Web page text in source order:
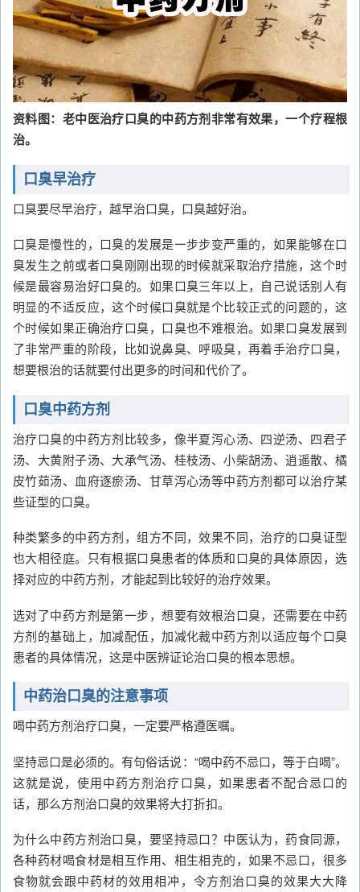
资料图：老中医治疗口臭的中药方剂非常有效果，一个疗程根
治。
口臭早治疗
口臭要尽早治疗，越早治口臭，口臭越好治。
口臭是慢性的，口臭的发展是一步步变严重的，如果能够在口
臭发生之前或者口臭刚刚出现的时候就采取治疗措施，这个时
候是最容易治好口臭的。如果口臭三年以上，自己说话别人有
明显的不适反应，这个时候口臭就是个比较正式的问题的，这
个时候如果正确治疗口臭，口臭也不难根治。如果口臭发展到
了非常严重的阶段，比如说鼻臭、呼吸臭，再着手治疗口臭，
想要根治的话就要付出更多的时间和代价了。
口臭中药方剂
治疗口臭的中药方剂比较多，像半夏泻心汤、四逆汤、四君子
汤、大黄附子汤、大承气汤、桂枝汤、小柴胡汤、逍遥散、橘
皮竹茹汤、血府逐瘀汤、甘草泻心汤等中药方剂都可以治疗某
些证型的口臭。
种类繁多的中药方剂，组方不同，效果不同，治疗的口臭证型
也大相径庭。只有根据口臭患者的体质和口臭的具体原因，选
择对应的中药方剂，才能起到比较好的治疗效果。
选对了中药方剂是第一步，想要有效根治口臭，还需要在中药
方剂的基础上，加减配伍，加减化裁中药方剂以适应每个口臭
患者的具体情况，这是中医辨证论治口臭的根本思想。
中药治口臭的注意事项
喝中药方剂治疗口臭，一定要严格遵医嘱。
坚持忌口是必须的。有句俗话说：“喝中药不忌口，等于白喝”。
这就是说，使用中药方剂治疗口臭，如果患者不配合忌口的
话，那么方剂治口臭的效果将大打折扣。
为什么中药方剂治口臭，要坚持忌口？中医认为，药食同源，
各种药材喝食材是相互作用、相生相克的，如果不忌口，很多
食物就会跟中药材的效用相冲，令方剂治口臭的效果大大降